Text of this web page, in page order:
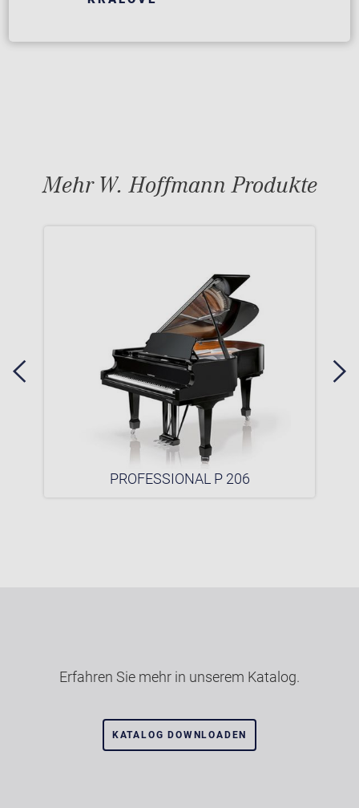
Mehr W. Hoffmann Produkte
PROFESSIONAL P 206
Erfahren Sie mehr in unserem Katalog.
KATALOG DOWNLOADEN